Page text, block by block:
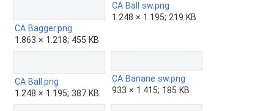
CA Bagger.png
1.863 × 1.218; 455 KB
CA Ball sw.png
1.248 × 1.195; 219 KB
CA Ball.png
1.248 × 1.195; 387 KB
CA Banane sw.png
933 × 1.415; 185 KB